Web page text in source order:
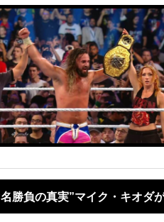
名勝負の真実”マイク・キオダ